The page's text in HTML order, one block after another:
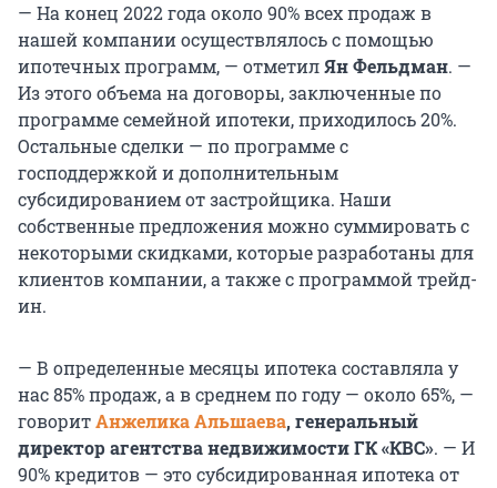
— На конец 2022 года около 90% всех продаж в
нашей компании осуществлялось с помощью
ипотечных программ, — отметилЯн Фельдман. —
Из этого объема на договоры, заключенные по
программе семейной ипотеки, приходилось 20%.
Остальные сделки — по программе с
господдержкой и дополнительным
субсидированием от застройщика. Наши
собственные предложения можно суммировать с
некоторыми скидками, которые разработаны для
клиентов компании, а также с программой трейд-
ин.
— В определенные месяцы ипотека составляла у
нас 85% продаж, а в среднем по году — около 65%, —
говоритАнжелика Альшаева, генеральный
директор агентства недвижимости ГК «КВС». — И
90% кредитов — это субсидированная ипотека от